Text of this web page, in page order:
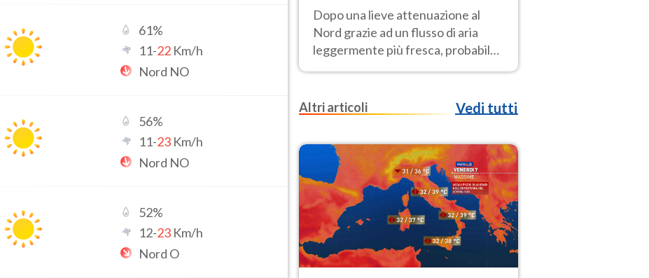
61%
11-22 Km/h
Nord NO
56%
11-23 Km/h
Nord NO
52%
12-23 Km/h
Nord O
Dopo una lieve attenuazione al
Nord grazie ad un flusso di aria
leggermente più fresca, probabile
nuovo rinforzo dell’anticiclone
Altri articoli
Vedi tutti